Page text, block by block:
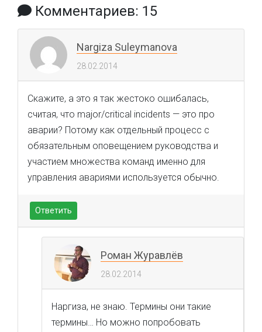
Комментариев: 15
Nargiza Suleymanova
28.02.2014
Скажите, а это я так жестоко ошибалась,
считая, что major/critical incidents — это про
аварии? Потому как отдельный процесс с
обязательным оповещением руководства и
участием множества команд именно для
управления авариями используется обычно.
Ответить
Роман Журавлёв
28.02.2014
Наргиза, не знаю. Термины они такие
термины… Но можно попробовать